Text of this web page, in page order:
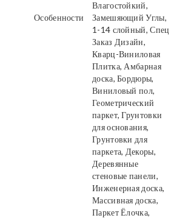
Особенности
Влагостойкий,
Замешяющий Углы,
1-14 слойный, Спец
Заказ Дизайн,
Кварц-Виниловая
Плитка, Амбарная
доска, Бордюры,
Виниловый пол,
Геометрический
паркет, Грунтовки
для основания,
Грунтовки для
паркета, Декоры,
Деревянные
стеновые панели,
Инженерная доска,
Массивная доска,
Паркет Ёлочка,